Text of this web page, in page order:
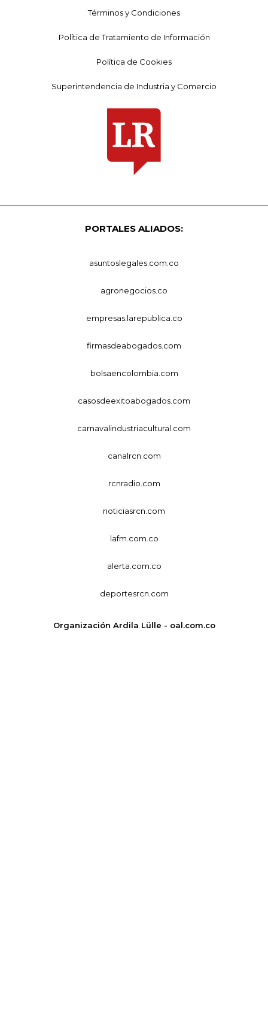
Términos y Condiciones
Política de Tratamiento de Información
Política de Cookies
Superintendencia de Industria y Comercio
PORTALES ALIADOS:
asuntoslegales.com.co
agronegocios.co
empresas.larepublica.co
firmasdeabogados.com
bolsaencolombia.com
casosdeexitoabogados.com
carnavalindustriacultural.com
canalrcn.com
rcnradio.com
noticiasrcn.com
lafm.com.co
alerta.com.co
deportesrcn.com
Organización Ardila Lülle - oal.com.co